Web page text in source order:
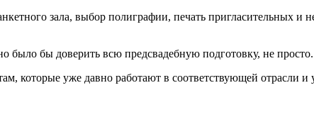
зала, выбор полиграфии, печать пригласительных и
было бы доверить всю предсвадебную подготовку, не просто.
которые уже давно работают в соответствующей отрасли